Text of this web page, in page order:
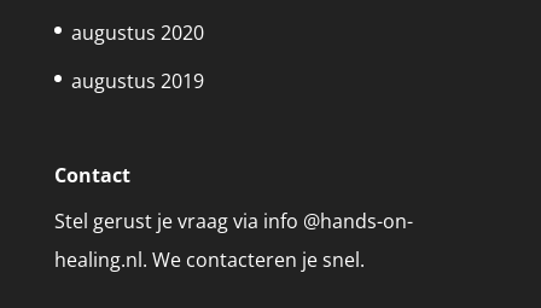
augustus 2020
augustus 2019
Contact
Stel gerust je vraag via info @hands-on-
healing.nl. We contacteren je snel.